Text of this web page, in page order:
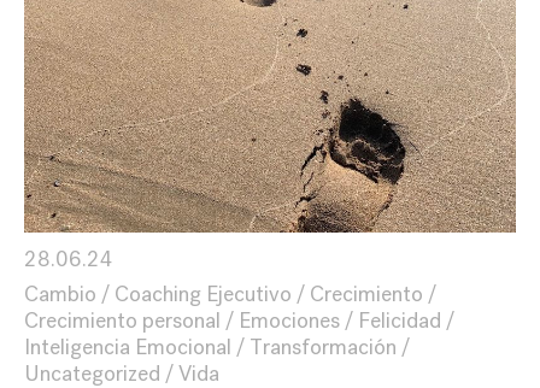
28.06.24
Cambio
Coaching Ejecutivo
Crecimiento
Crecimiento personal
Emociones
Felicidad
Inteligencia Emocional
Transformación
Uncategorized
Vida